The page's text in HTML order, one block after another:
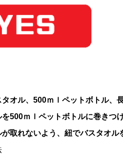
オル、500ｍｌペットボトル、
500ｍｌペットボトルに巻きつ
取れないよう、紐でバスタオル